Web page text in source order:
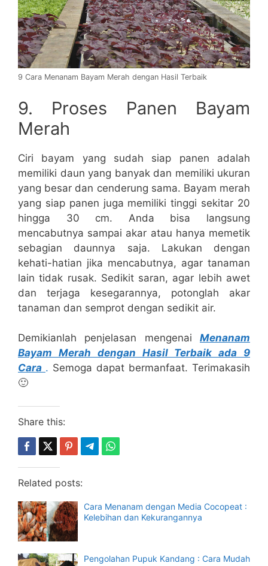
9 Cara Menanam Bayam Merah dengan Hasil Terbaik
9. Proses Panen Bayam
Merah
Ciri bayam yang sudah siap panen adalah
memiliki daun yang banyak dan memiliki ukuran
yang besar dan cenderung sama. Bayam merah
yang siap panen juga memiliki tinggi sekitar 20
hingga 30 cm. Anda bisa langsung
mencabutnya sampai akar atau hanya memetik
sebagian daunnya saja. Lakukan dengan
kehati-hatian jika mencabutnya, agar tanaman
lain tidak rusak. Sedikit saran, agar lebih awet
dan terjaga kesegarannya, potonglah akar
tanaman dan semprot dengan sedikit air.
Demikianlah penjelasan mengenai Menanam
Bayam Merah dengan Hasil Terbaik ada 9
Cara . Semoga dapat bermanfaat. Terimakasih
🙂
Share this:
Related posts:
Cara Menanam dengan Media Cocopeat :
Kelebihan dan Kekurangannya
Pengolahan Pupuk Kandang : Cara Mudah